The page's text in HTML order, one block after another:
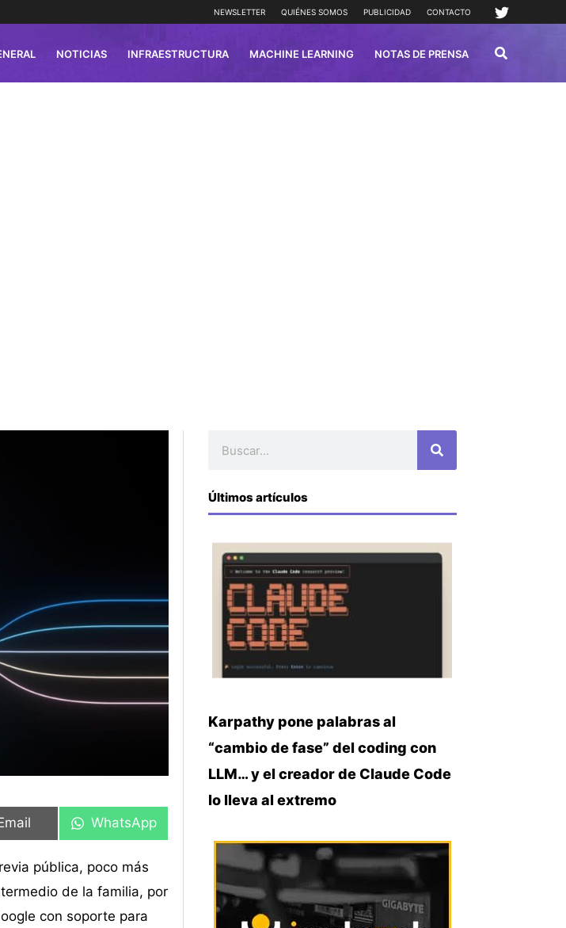
NEWSLETTER QUIÉNES SOMOS PUBLICIDAD CONTACTO
NOTICIAS INFRAESTRUCTURA MACHINE LEARNING NOTAS DE PRENSA
en
WhatsApp
pública, poco más
de la familia, por
con soporte para
en
Últimos artículos
Karpathy pone palabras al
“cambio de fase” del coding con
LLM… y el creador de Claude Code
lo lleva al extremo